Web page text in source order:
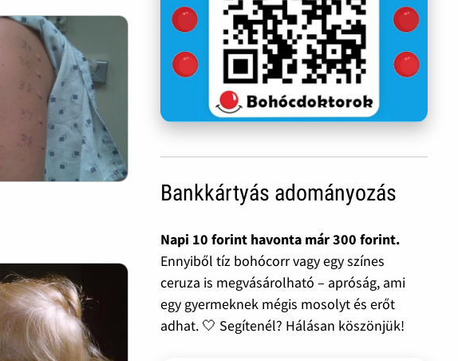
Bankkártyás adományozás
Napi 10 forint havonta már 300 forint.
Ennyiből tíz bohócorr vagy egy színes
ceruza is megvásárolható – apróság, ami
egy gyermeknek mégis mosolyt és erőt
adhat. 🤍 Segítenél? Hálásan köszönjük!